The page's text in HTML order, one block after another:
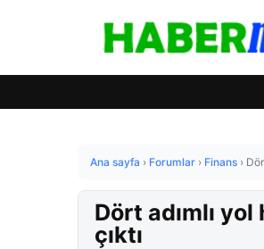
Ana sayfa › Forumlar › Finans ›
Dört adımlı
çıktı